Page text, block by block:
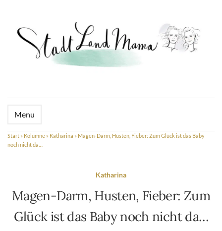
Menu
Start » Kolumne » Katharina » Magen-Darm, Husten, Fieber: Zum Glück ist das Baby
noch nicht da…
Katharina
Magen-Darm, Husten, Fieber: Zum
Glück ist das Baby noch nicht da…